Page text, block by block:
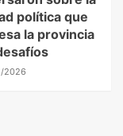
política que
la provincia
2026